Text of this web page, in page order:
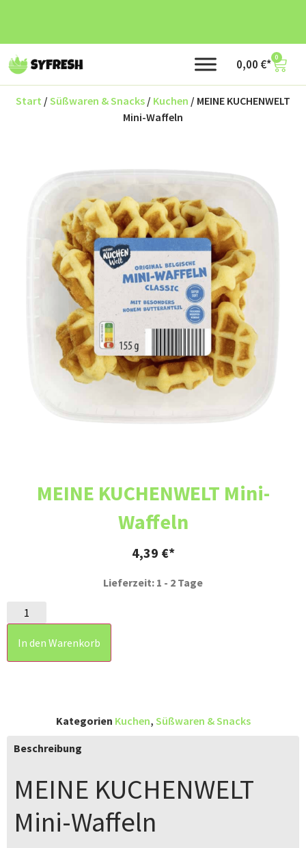
0,00 € 0
Start / Süßwaren & Snacks / Kuchen / MEINE KUCHENWELT
Mini-Waffeln
MEINE KUCHENWELT Mini-
Waffeln
4,39 €
Lieferzeit: 1 - 2 Tage
In den Warenkorb
Kategorien Kuchen, Süßwaren & Snacks
Beschreibung
MEINE KUCHENWELT
Mini-Waffeln